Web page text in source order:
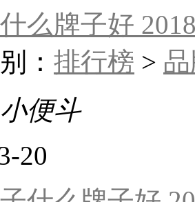
么牌子好
： 排行榜 >
小便斗
20